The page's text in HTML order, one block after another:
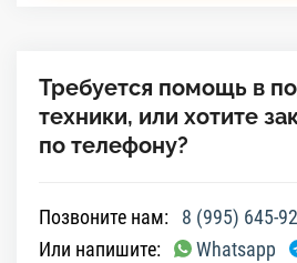
Требуется помощь в
техники, или хотите
по телефону?
Позвоните нам:
8 (995) 645-
Или напишите:
Whatsapp